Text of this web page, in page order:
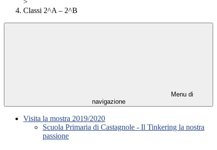
>
Classi 2^A – 2^B
Menu di
navigazione
Visita la mostra 2019/2020
Scuola Primaria di Castagnole - Il Tinkering la nostra
passione